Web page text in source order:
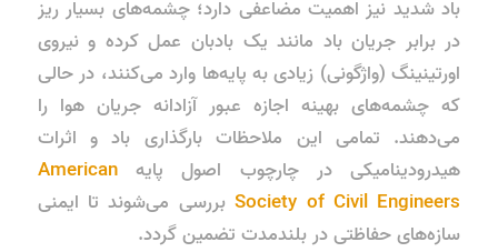
باد شدید نیز اهمیت مضاعفی دارد؛ چشمه‌های بسیار ریز
در برابر جریان باد مانند یک بادبان عمل کرده و نیروی
اورتینینگ (واژگونی) زیادی به پایه‌ها وارد می‌کنند، در حالی
که چشمه‌های بهینه اجازه عبور آزادانه جریان هوا را
می‌دهند. تمامی این ملاحظات بارگذاری باد و اثرات
هیدرودینامیکی در چارچوب اصول پایه American
Society of Civil Engineersبررسی می‌شوند تا ایمنی
سازه‌های حفاظتی در بلندمدت تضمین گردد.